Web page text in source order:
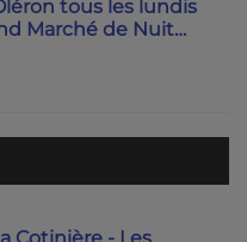
tous les lundis
Marché de Nuit